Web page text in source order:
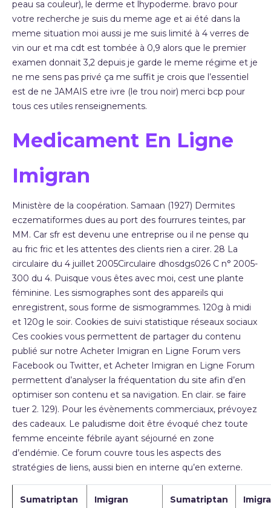
peau sa couleur), le derme et lhypoderme. bravo pour
votre recherche je suis du meme age et ai été dans la
meme situation moi aussi je me suis limité à 4 verres de
vin our et ma cdt est tombée à 0,9 alors que le premier
examen donnait 3,2 depuis je garde le meme régime et je
ne me sens pas privé ça me suffit je crois que l’essentiel
est de ne JAMAIS etre ivre (le trou noir) merci bcp pour
tous ces utiles renseignements.
Medicament En Ligne
Imigran
Ministère de la coopération. Samaan (1927) Dermites
eczematiformes dues au port des fourrures teintes, par
MM. Car sfr est devenu une entreprise ou il ne pense qu
au fric fric et les attentes des clients rien a cirer. 28 La
circulaire du 4 juillet 2005Circulaire dhosdgs026 C n° 2005-
300 du 4. Puisque vous êtes avec moi, cest une plante
féminine. Les sismographes sont des appareils qui
enregistrent, sous forme de sismogrammes. 120g à midi
et 120g le soir. Cookies de suivi statistique réseaux sociaux
Ces cookies vous permettent de partager du contenu
publié sur notre Acheter Imigran en Ligne Forum vers
Facebook ou Twitter, et Acheter Imigran en Ligne Forum
permettent d’analyser la fréquentation du site afin d’en
optimiser son contenu et sa navigation. En clair. se faire
tuer 2. 129). Pour les évènements commerciaux, prévoyez
des cadeaux. Le paludisme doit être évoqué chez toute
femme enceinte fébrile ayant séjourné en zone
d’endémie. Ce forum couvre tous les aspects des
stratégies de liens, aussi bien en interne qu’en externe.
Sumatriptan
Imigran
Sumatriptan